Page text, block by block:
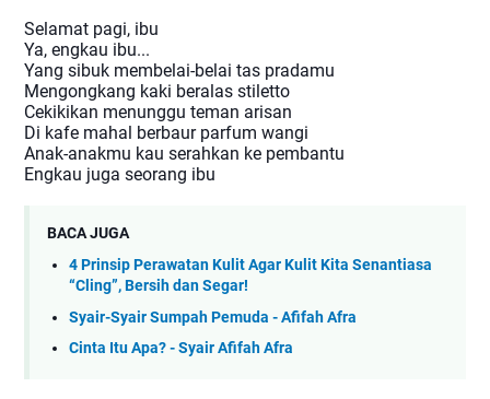
Selamat pagi, ibu
Ya, engkau ibu...
Yang sibuk membelai-belai tas pradamu
Mengongkang kaki beralas stiletto
Cekikikan menunggu teman arisan
Di kafe mahal berbaur parfum wangi
Anak-anakmu kau serahkan ke pembantu
Engkau juga seorang ibu
BACA JUGA
4 Prinsip Perawatan Kulit Agar Kulit Kita Senantiasa
“Cling”, Bersih dan Segar!
Syair-Syair Sumpah Pemuda - Afifah Afra
Cinta Itu Apa? - Syair Afifah Afra